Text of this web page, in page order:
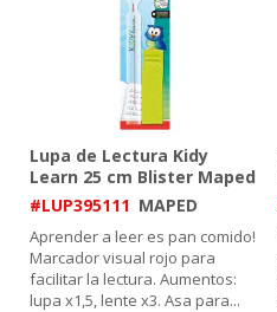
Lupa de Lectura Kidy
Learn 25 cm Blister Maped
#LUP395111 MAPED
Aprender a leer es pan comido!
Marcador visual rojo para
facilitar la lectura. Aumentos:
lupa x1,5, lente x3. Asa para...